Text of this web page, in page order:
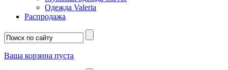
Одежда Valeria
Распродажа
Ваша корзина пуста